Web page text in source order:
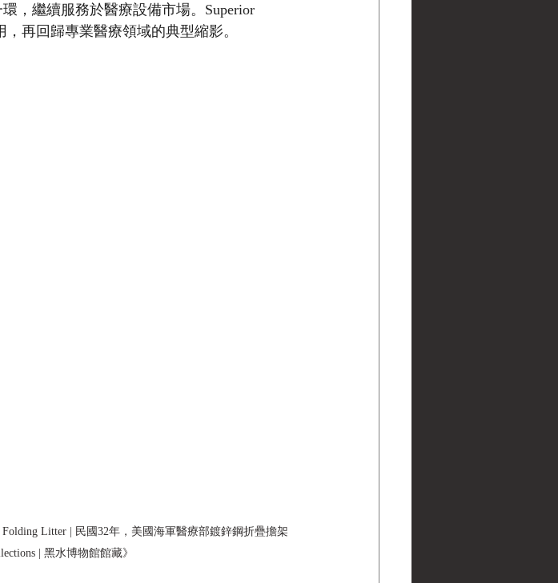
，繼續服務於醫療設備市場。Superior
再回歸專業醫療領域的典型縮影。
Folding Litter | 民國32年，美國海軍醫療部鍍鋅鋼折疊擔架
| 黑水博物館館藏》